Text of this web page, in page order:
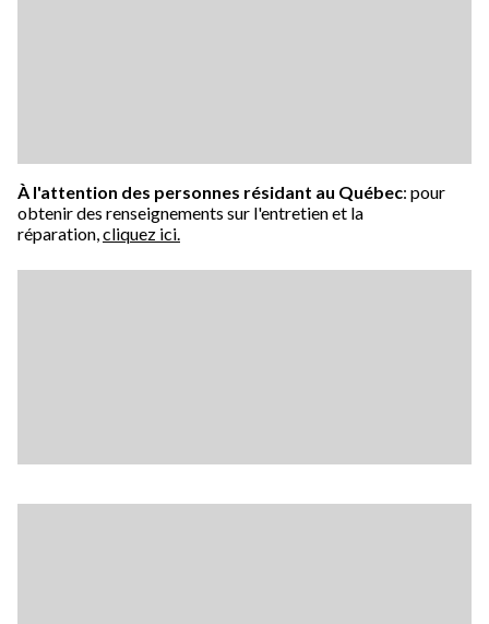
À l'attention des personnes résidant au Québec: pour
obtenir des renseignements sur l'entretien et la
réparation, cliquez ici.